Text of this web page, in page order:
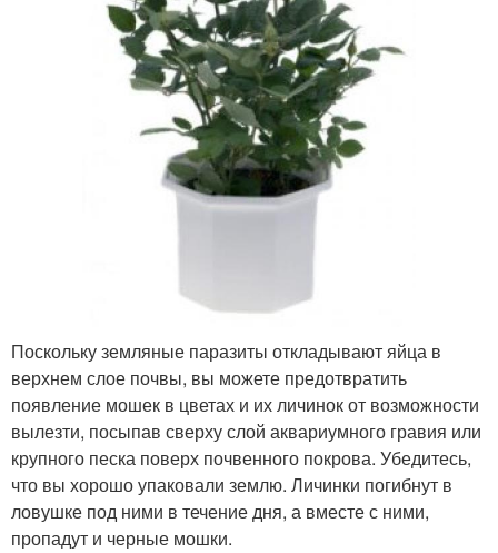
Поскольку земляные паразиты откладывают яйца в
верхнем слое почвы, вы можете предотвратить
появление мошек в цветах и их личинок от возможности
вылезти, посыпав сверху слой аквариумного гравия или
крупного песка поверх почвенного покрова. Убедитесь,
что вы хорошо упаковали землю. Личинки погибнут в
ловушке под ними в течение дня, а вместе с ними,
пропадут и черные мошки.